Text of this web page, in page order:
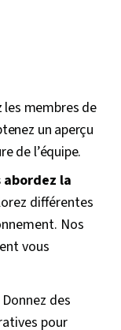
les membres de
un aperçu
de l’équipe.
abordez la
différentes
Nos
vous
Donnez des
pour